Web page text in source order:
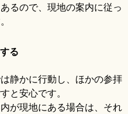
るので、現地の案内に従っ
る
静かに行動し、ほかの参拝
と安心です。
が現地にある場合は、それ